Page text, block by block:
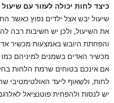
כיצד לחות יכולה לעזור עם
שיעול יבש אצל ילדים נפוץ כאשר
את השיעול, ולכן יש חשיבות רבה
והפחתת היובש באמצעות מכשיר
מכשיר האדים בשמנים למיניהם
אם אינכם בטוחים שרמת הלחות
יש לנסות ולהפחית פוטנציאל